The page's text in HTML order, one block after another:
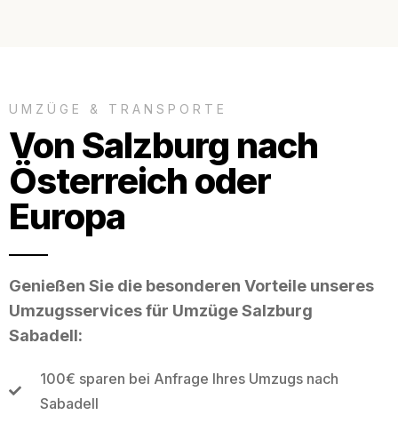
UMZÜGE & TRANSPORTE
Von Salzburg nach
Österreich oder
Europa
Genießen Sie die besonderen Vorteile unseres
Umzugsservices für Umzüge Salzburg
Sabadell:
100€ sparen bei Anfrage Ihres Umzugs nach
Sabadell